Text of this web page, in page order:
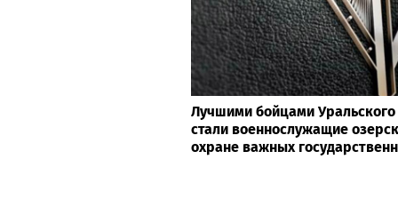
Лучшими бойцами Уральского
стали военнослужащие
охране важных